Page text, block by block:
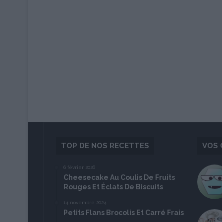
TOP DE NOS RECETTES
6 février 2026
Cheesecake Au Coulis De Fruits
Rouges Et Éclats De Biscuits
14 novembre 2024
Petits Flans Brocolis Et Carré Frais
VOS